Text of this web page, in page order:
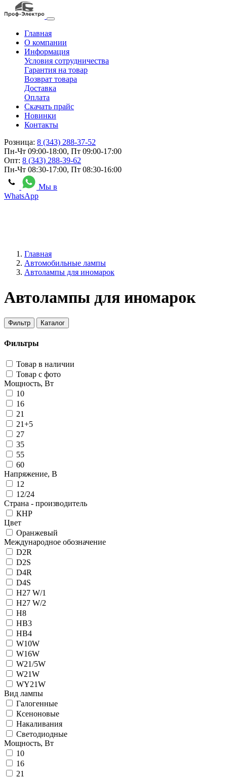
Главная
О компании
Информация
Условия сотрудничества
Гарантия на товар
Возврат товара
Доставка
Оплата
Скачать прайс
Новинки
Контакты
Розница: 8 (343) 288-37-52
Пн-Чт 09:00-18:00, Пт 09:00-17:00
Опт: 8 (343) 288-39-62
Пн-Чт 08:30-17:00, Пт 08:30-16:00
Мы в
WhatsApp
Главная
Автомобильные лампы
Автолампы для иномарок
Автолампы для иномарок
Фильтр Каталог
Фильтры
Товар в наличии
Товар с фото
Мощность, Вт
10
16
21
21+5
27
35
55
60
Напряжение, В
12
12/24
Страна - производитель
КНР
Цвет
Оранжевый
Международное обозначение
D2R
D2S
D4R
D4S
H27 W/1
H27 W/2
H8
HB3
HB4
W10W
W16W
W21/5W
W21W
WY21W
Вид лампы
Галогенные
Ксеноновые
Накаливания
Светодиодные
Мощность, Вт
10
16
21